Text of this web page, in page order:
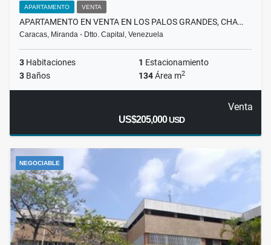
APARTAMENTO VENTA
APARTAMENTO EN VENTA EN LOS PALOS GRANDES, CHA…
Caracas, Miranda - Dtto. Capital, Venezuela
3 Habitaciones 1 Estacionamiento
3 Baños 134Área m2
Venta
US$205,000USD
NEGOCIABLE